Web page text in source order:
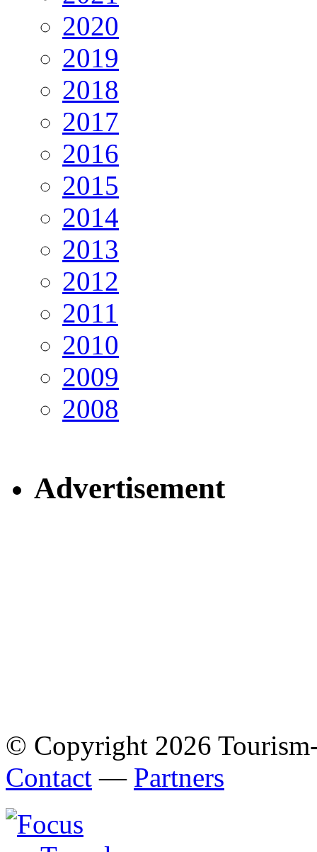
2020
2019
2018
2017
2016
2015
2014
2013
2012
2011
2010
2009
2008
Advertisement
© Copyright 2026
Contact — Partners